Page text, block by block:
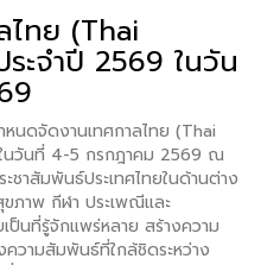
ไทย (Thai
ะจำปี 2569 ในวัน
นดจัดงานเทศกาลไทย (Thai
นวันที่ 4-5 กรกฎาคม 2569 ณ
ชาสัมพันธ์ประเทศไทยในด้านต่าง
ภาพ กีฬา ประเพณีและ
ป็นที่รู้จักแพร่หลาย สร้างความ
วามสัมพันธ์ที่ใกล้ชิดระหว่าง